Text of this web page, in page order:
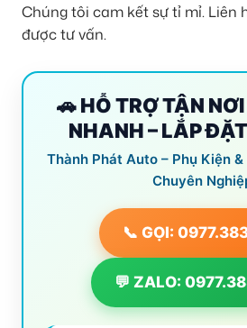
Chúng tôi cam kết sự tỉ mỉ. Liên
được tư vấn.
🚗 HỖ TRỢ TẬN
NHANH – LẮP
Thành Phát Auto – Phụ Kiện &
Chuyên
📞 GỌI:
💬 ZALO: